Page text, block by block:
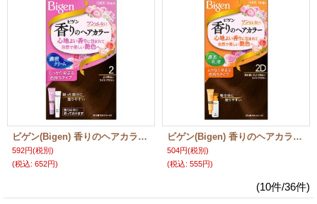
ビゲン(Bigen) 香りのヘアカラー クリーム 2 より明るいライトブラウン ホーユー(hoyu) 白髪染め
592円(税別)
(税込: 652円)
ビゲン(Bigen) 香りのヘアカラー 乳液 2D 落ち着いたより明るいライトブラウン ホーユー(hoyu) 白髪染め
504円(税別)
(税込: 555円)
(10件/36件)